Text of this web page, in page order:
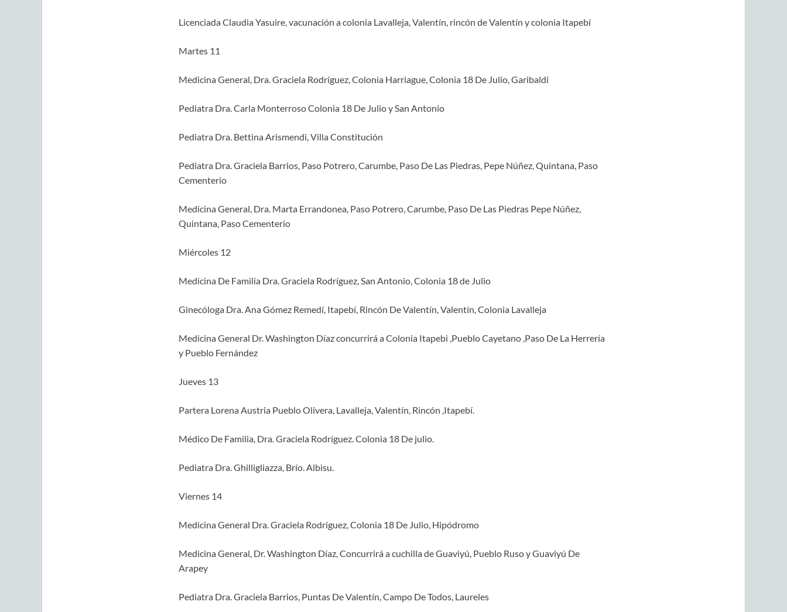
Licenciada Claudia Yasuire, vacunación a colonia Lavalleja, Valentín, rincón de Valentín y colonia Itapebí
Martes 11
Medicina General, Dra. Graciela Rodríguez, Colonia Harriague, Colonia 18 De Julio, Garibaldi
Pediatra Dra. Carla Monterroso Colonia 18 De Julio y San Antonio
Pediatra Dra. Bettina Arismendi, Villa Constitución
Pediatra Dra. Graciela Barrios, Paso Potrero, Carumbe, Paso De Las Piedras, Pepe Núñez, Quintana, Paso
Cementerio
Medicina General, Dra. Marta Errandonea, Paso Potrero, Carumbe, Paso De Las Piedras Pepe Núñez,
Quintana, Paso Cementerio
Miércoles 12
Medicina De Familia Dra. Graciela Rodríguez, San Antonio, Colonia 18 de Julio
Ginecóloga Dra. Ana Gómez Remedí, Itapebí, Rincón De Valentín, Valentín, Colonia Lavalleja
Medicina General Dr. Washington Díaz concurrirá a Colonia Itapebi ,Pueblo Cayetano ,Paso De La Herrería
y Pueblo Fernández
Jueves 13
Partera Lorena Austria Pueblo Olivera, Lavalleja, Valentín, Rincón ,Itapebí.
Médico De Familia, Dra. Graciela Rodríguez. Colonia 18 De julio.
Pediatra Dra. Ghilligliazza, Brío. Albisu.
Viernes 14
Medicina General Dra. Graciela Rodríguez, Colonia 18 De Julio, Hipódromo
Medicina General, Dr. Washington Díaz, Concurrirá a cuchilla de Guaviyú, Pueblo Ruso y Guaviyú De
Arapey
Pediatra Dra. Graciela Barrios, Puntas De Valentín, Campo De Todos, Laureles